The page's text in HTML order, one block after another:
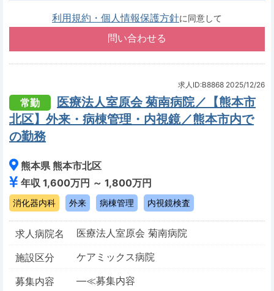
利用規約・個人情報保護方針に同意して
求人ID:B8868 2025/12/26
常勤
医療法人室原会 菊南病院／【熊本市
北区】外来・病棟管理・内視鏡／熊本市内で
の勤務
熊本県 熊本市北区
年収 1,600万円 ～ 1,800万円
消化器内科 外来 病棟管理 内視鏡検査
求人病院名
医療法人室原会 菊南病院
施設区分
ケアミックス病院
募集内容
―≪募集内容